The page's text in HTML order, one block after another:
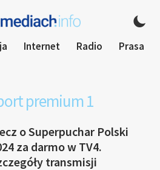
Internet Radio Prasa
premium 1
o Superpuchar Polski
za darmo w TV4.
transmisji